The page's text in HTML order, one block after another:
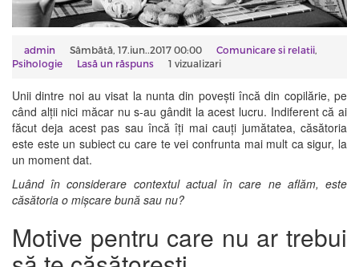
admin Sâmbătă, 17.iun..2017 00:00 Comunicare si relatii
Psihologie
Lasă un răspuns 1 vizualizari
Unii dintre noi au visat la nunta din povești încă din copilărie, pe
când alții nici măcar nu s-au gândit la acest lucru. Indiferent că ai
făcut deja acest pas sau încă îți mai cauți jumătatea, căsătoria
este este un subiect cu care te vei confrunta mai mult ca sigur, la
un moment dat.
Luând în considerare contextul actual în care ne aflăm, este
căsătoria o mișcare bună sau nu?
Motive pentru care nu ar trebui